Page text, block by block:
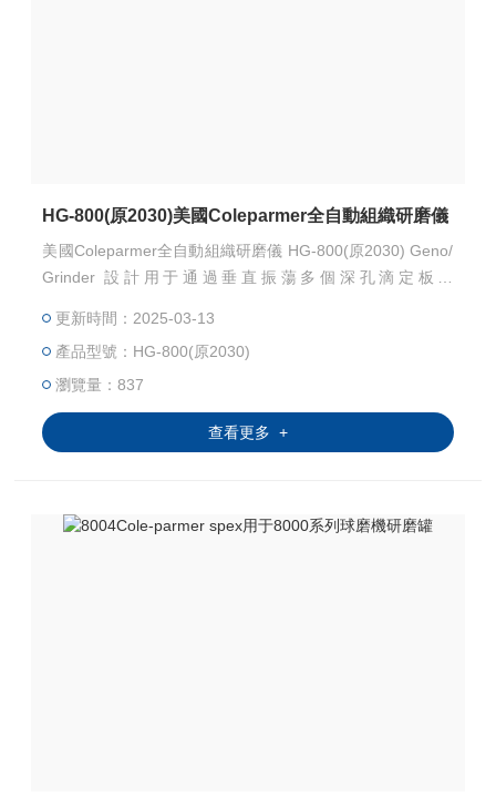
HG-800(原2030)美國Coleparmer全自動組織研磨儀
美國Coleparmer全自動組織研磨儀 HG-800(原2030) Geno/
Grinder 設計用于通過垂直振蕩多個深孔滴定板、
使滴定板、 試管或小瓶的每個孔中將樣品、鋼球或研磨珠
和裂解劑一起攪拌來制備用于提取核酸、蛋白質和其
他成分的樣品組織。
更新時間：2025-03-13
產品型號：HG-800(原2030)
瀏覽量：837
查看更多 +